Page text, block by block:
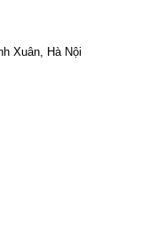
Xuân, Hà Nội